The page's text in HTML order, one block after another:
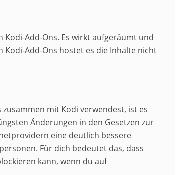
Kodi-Add-Ons. Es wirkt aufgeräumt und
Kodi-Add-Ons hostet es die Inhalte nicht
mit Kodi verwendest, ist es
Änderungen in den Gesetzen zur
eine deutlich bessere
Für dich bedeutet das, dass
kann, wenn du auf